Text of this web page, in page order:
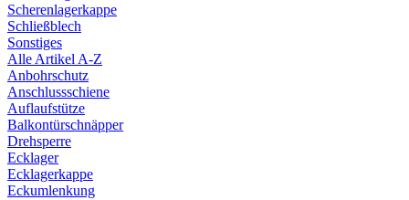
Scherenlagerkappe
Schließblech
Sonstiges
Alle Artikel A-Z
Anbohrschutz
Anschlussschiene
Auflaufstütze
Balkontürschnäpper
Drehsperre
Ecklager
Ecklagerkappe
Eckumlenkung